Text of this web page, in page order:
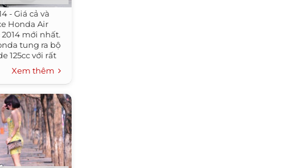
- Giá cả và
Honda Air
2014 mới nhất.
tung ra bộ
125cc với rất
Xem thêm